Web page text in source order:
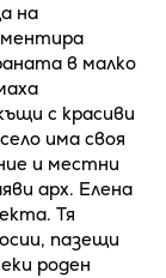
на
в малко
с красиви
има своя
и местни
арх. Елена
Тя
пазещи
роден